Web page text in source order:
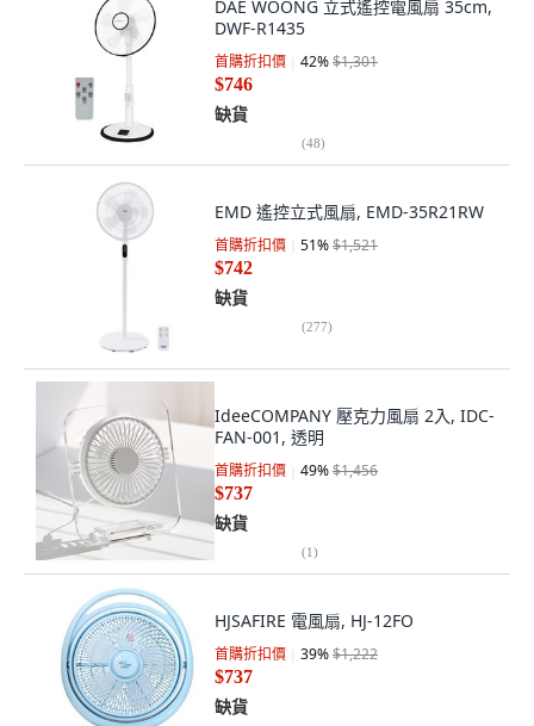
DAE WOONG 立式遙控電風扇 35cm,
DWF-R1435
首購折扣價 42%$1,301
$746
缺貨
(48)
EMD 遙控立式風扇, EMD-35R21RW
首購折扣價 51%$1,521
$742
缺貨
(277)
IdeeCOMPANY 壓克力風扇 2入, IDC-
FAN-001, 透明
首購折扣價 49%$1,456
$737
缺貨
(1)
HJSAFIRE 電風扇, HJ-12FO
首購折扣價 39%$1,222
$737
缺貨